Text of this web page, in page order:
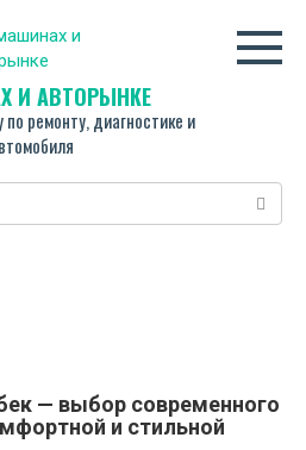
И АВТОРЫНКЕ
ремонту, диагностике и
— выбор современного
и стильной